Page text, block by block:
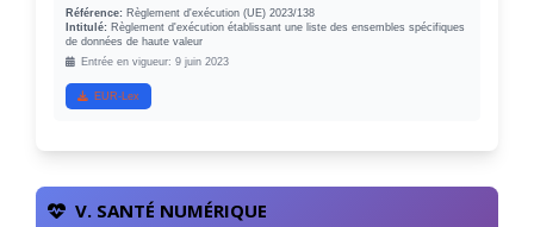
Référence: Règlement d'exécution (UE) 2023/138
Intitulé: Règlement d'exécution établissant une liste des ensembles spécifiques
de données de haute valeur
Entrée en vigueur: 9 juin 2023
EUR-Lex
V. SANTÉ NUMÉRIQUE